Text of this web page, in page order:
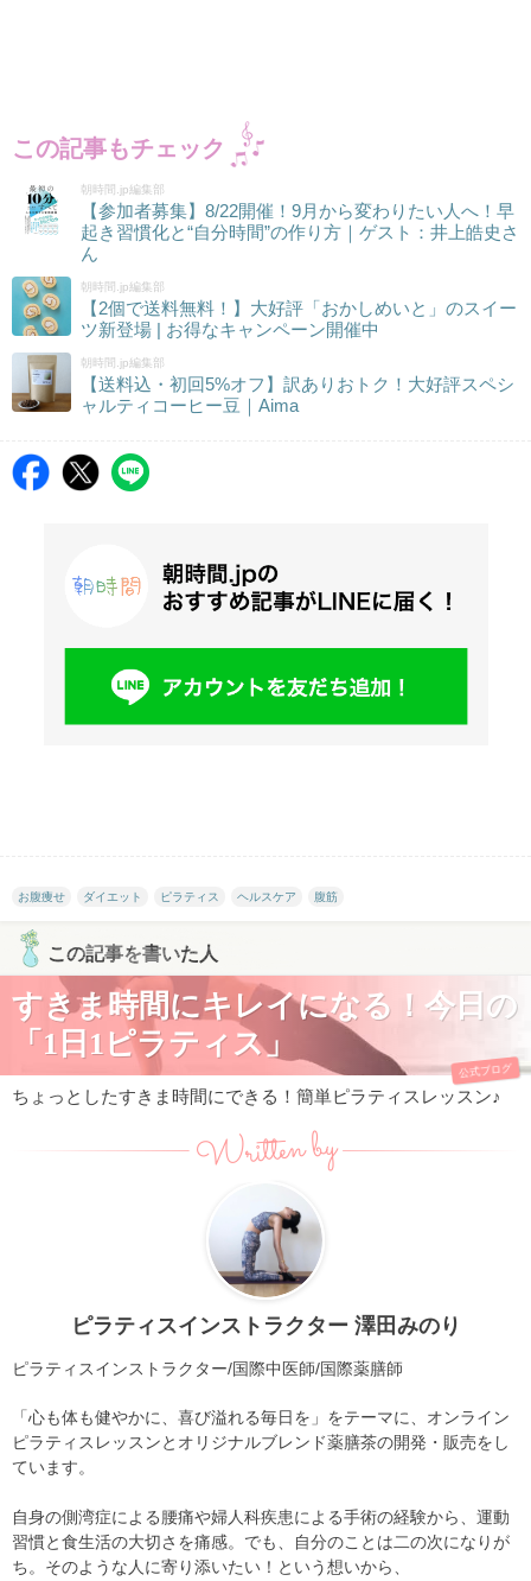
この記事もチェック
朝時間.jp編集部
【参加者募集】8/22開催！9月から変わりたい人へ！早
起き習慣化と“自分時間”の作り方｜ゲスト：井上皓史さ
ん
朝時間.jp編集部
【2個で送料無料！】大好評「おかしめいと」のスイー
ツ新登場 | お得なキャンペーン開催中
朝時間.jp編集部
【送料込・初回5%オフ】訳ありおトク！大好評スペシ
ャルティコーヒー豆｜Aima
お腹痩せ ダイエット ピラティス ヘルスケア 腹筋
この記事を書いた人
すきま時間にキレイになる！今日の
「1日1ピラティス」
公式ブログ
ちょっとしたすきま時間にできる！簡単ピラティスレッスン♪
Written by
ピラティスインストラクター 澤田みのり
ピラティスインストラクター/国際中医師/国際薬膳師
「心も体も健やかに、喜び溢れる毎日を」をテーマに、オンライン
ピラティスレッスンとオリジナルブレンド薬膳茶の開発・販売をし
ています。
自身の側湾症による腰痛や婦人科疾患による手術の経験から、運動
習慣と食生活の大切さを痛感。でも、自分のことは二の次になりが
ち。そのような人に寄り添いたい！という想いから、